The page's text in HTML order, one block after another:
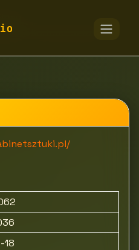
Kultura i sztuka